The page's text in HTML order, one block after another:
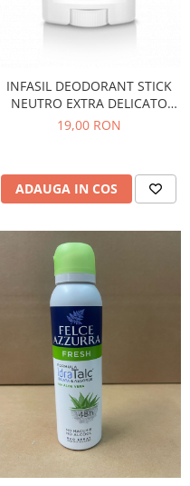
INFASIL DEODORANT STICK
NEUTRO EXTRA DELICATO
50ML
19,00 RON
ADAUGA IN COS